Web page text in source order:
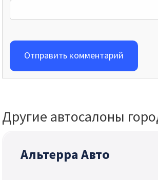
Отправить комментарий
Другие автосалоны
Альтерра Авто